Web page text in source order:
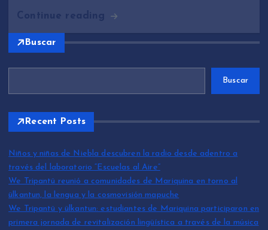
Continue reading
Buscar
Buscar
Recent Posts
Niños y niñas de Niebla descubren la radio desde adentro a
través del laboratorio “Escuelas al Aire”
We Tripantü reunió a comunidades de Mariquina en torno al
ülkantun, la lengua y la cosmovisión mapuche
We Tripantü y ülkantun: estudiantes de Mariquina participaron en
primera jornada de revitalización lingüística a través de la música